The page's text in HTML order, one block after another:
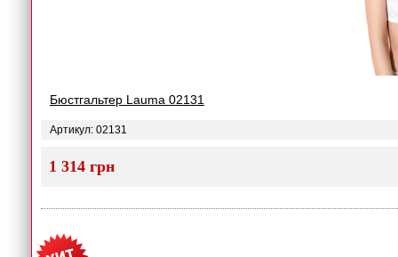
Бюстгальтер Lauma 02131
Артикул: 02131
1 314 грн